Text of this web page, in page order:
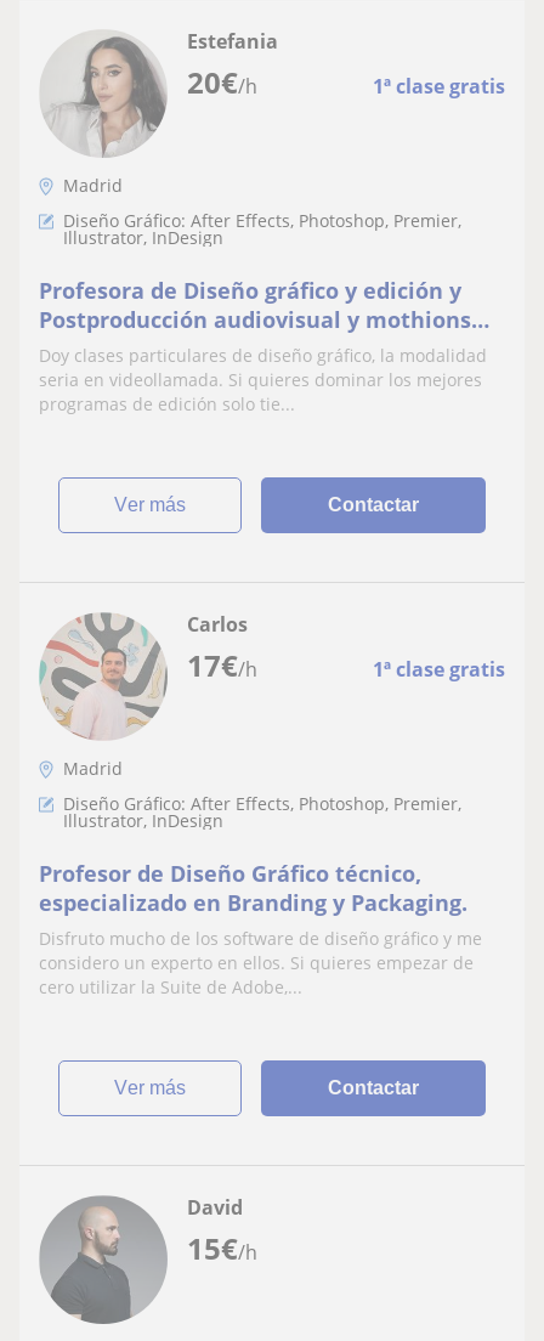
20€/h 1ª clase gratis
Estefania
Madrid
Diseño Gráfico: After Effects, Photoshop, Premier,
Illustrator, InDesign
Profesora de Diseño gráfico y edición y
Postproducción audiovisual y mothions
Graphics 3D.
Doy clases particulares de diseño gráfico, la modalidad
seria en videollamada. Si quieres dominar los mejores
programas de edición solo tie...
ver más Contactar
17€/h 1ª clase gratis
Carlos
Madrid
Diseño Gráfico: After Effects, Photoshop, Premier,
Illustrator, InDesign
Profesor de Diseño Gráfico técnico,
especializado en Branding y Packaging.
Disfruto mucho de los software de diseño gráfico y me
considero un experto en ellos. Si quieres empezar de
cero utilizar la Suite de Adobe,...
ver más Contactar
15€/h
David